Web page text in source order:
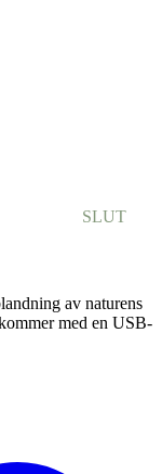
SLUT
av naturens
med en USB-